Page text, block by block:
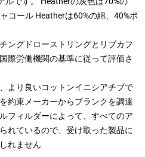
コール Heatherは60%の綿、40%ポ
ングドローストリングとリブカフ
際労働機関の基準に従って評価さ
より良いコットンイニシアチブで
約束メーカーからブランクを調達
フィルダーによって、すべてのア
れているので、受け取った製品に
れません